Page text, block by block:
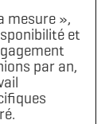
mesure »,
et
par an,